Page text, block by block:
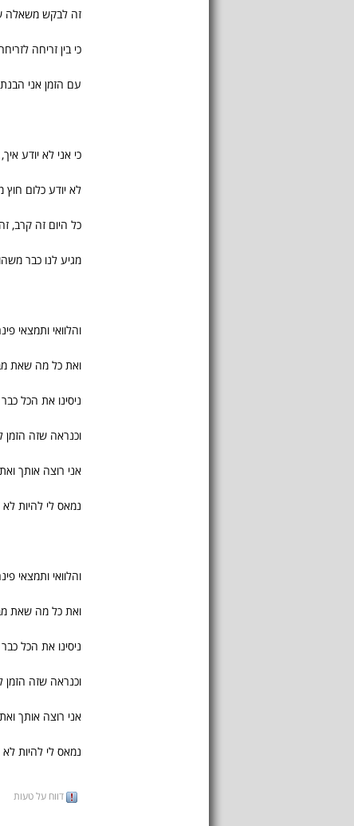
זה לבקש משאלה
כי בין זריחה
עם הזמן אני
כי אני לא יודע
לא יודע כלום חוץ
כל היום זה קרב,
מגיע לנו כבר
והלוואי ותמצאי
ואת כל מה שאת
ניסינו את הכל
וכנראה שזה הזמן
אני רוצה אותך
נמאס לי להיות
והלוואי ותמצאי
ואת כל מה שאת
ניסינו את הכל
וכנראה שזה הזמן
אני רוצה אותך
נמאס לי להיות
דווח על טעות